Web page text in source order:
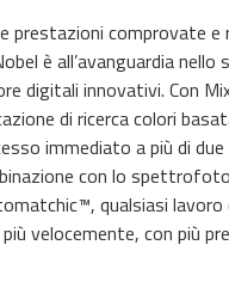
prestazioni comprovate
è all’avanguardia nello
digitali innovativi. Con
di ricerca colori
immediato a più di
con lo
qualsiasi lavoro
velocemente, con più